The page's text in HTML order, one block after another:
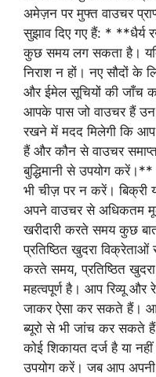
अमेज़न पर मुफ्त वाउचर
सुझाव दिए गए हैं: *
कुछ समय लग सकता है।
निराश न हों। नए सौदों के
और ईमेल सूचियों की जाँच
आपके पास जो वाउचर हैं
रखने में मदद मिलेगी कि
हैं और कौन से वाउचर
बुद्धिमानी से उपयोग
भी चीज़ पर न करें। बिक्री
अपने वाउचर से अधिकतम
खरीदारी करते समय कुछ
प्रतिष्ठित खुदरा
करते समय, प्रतिष्ठित
महत्वपूर्ण है। आप रिव्यू और
जाकर ऐसा कर सकते हैं।
ब्यूरो से भी जांच कर सकते
कोई शिकायत दर्ज है या
उपयोग करें। जब आप अपनी